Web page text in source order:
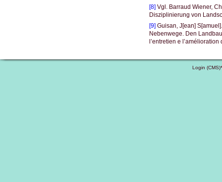
[8]Vgl. Barraud Wiener,
Disziplinierung von
[9]Guisan, J[ean]
Nebenwege. Den
l’entretien e
Login (CMS)*